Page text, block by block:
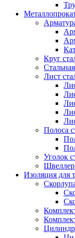
Круг
Лист
Полоса
Уголок
Швеллер
Изоляция для